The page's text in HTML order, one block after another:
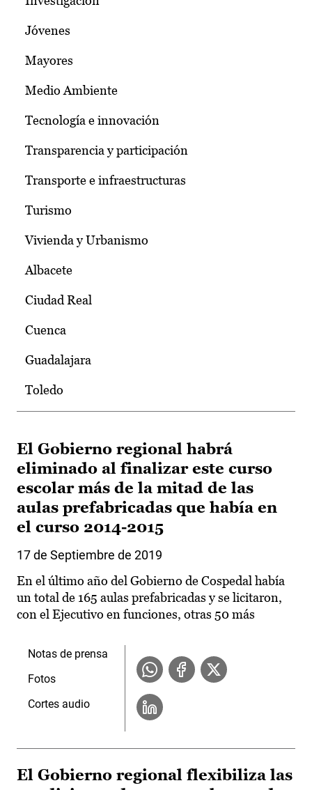
Jóvenes
Mayores
Medio Ambiente
Tecnología e innovación
Transparencia y participación
Transporte e infraestructuras
Turismo
Vivienda y Urbanismo
Albacete
Ciudad Real
Cuenca
Guadalajara
Toledo
El Gobierno regional habrá
eliminado al finalizar este curso
escolar más de la mitad de las
aulas prefabricadas que había en
el curso 2014-2015
17 de Septiembre de 2019
En el último año del Gobierno de Cospedal había
un total de 165 aulas prefabricadas y se licitaron,
con el Ejecutivo en funciones, otras 50 más
Notas de prensa
Fotos
Cortes audio
El Gobierno regional flexibiliza las